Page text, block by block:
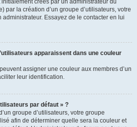
initialement créés par un administrateur du
par la création d’un groupe d’utilisateurs, votre
Essayez de le contacter en lui
apparaissent dans une couleur
assigner une couleur aux membres d’un
leur identification.
par défaut » ?
groupe d’utilisateurs, votre groupe
afin de déterminer quelle sera la couleur et